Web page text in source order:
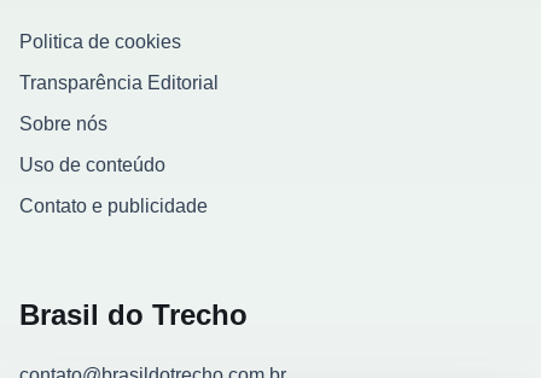
Politica de cookies
Transparência Editorial
Sobre nós
Uso de conteúdo
Contato e publicidade
Brasil do Trecho